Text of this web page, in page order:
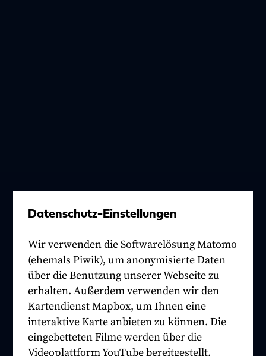
Datenschutz-Einstellungen
Wir verwenden die Softwarelösung Matomo
(ehemals Piwik), um anonymisierte Daten
über die Benutzung unserer Webseite zu
erhalten. Außerdem verwenden wir den
Kartendienst Mapbox, um Ihnen eine
interaktive Karte anbieten zu können. Die
eingebetteten Filme werden über die
Videoplattform YouTube bereitgestellt.